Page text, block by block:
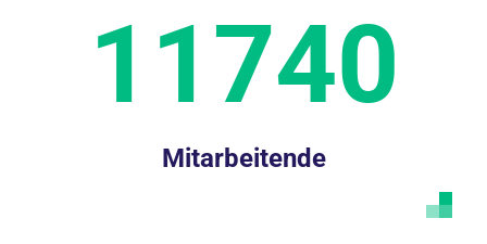
11740
Mitarbeitende